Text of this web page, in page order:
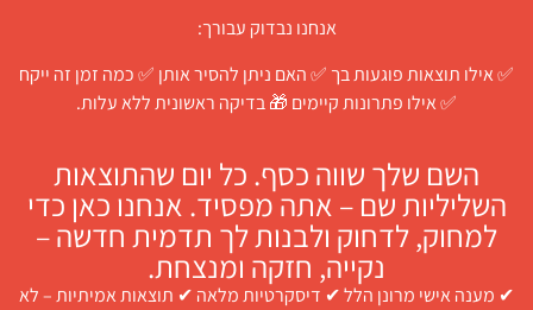
אנחנו נבדוק עבורך:
✅ אילו תוצאות פוגעות בך ✅ האם ניתן להסיר אותן ✅ כמה זמן זה ייקח
✅ אילו פתרונות קיימים 🎁 בדיקה ראשונית ללא עלות.
השם שלך שווה כסף. כל יום שהתוצאות
השליליות שם – אתה מפסיד. אנחנו כאן כדי
למחוק, לדחוק ולבנות לך תדמית חדשה –
נקייה, חזקה ומנצחת.
✔ מענה אישי מרונן הלל ✔ דיסקרטיות מלאה ✔ תוצאות אמיתיות – לא